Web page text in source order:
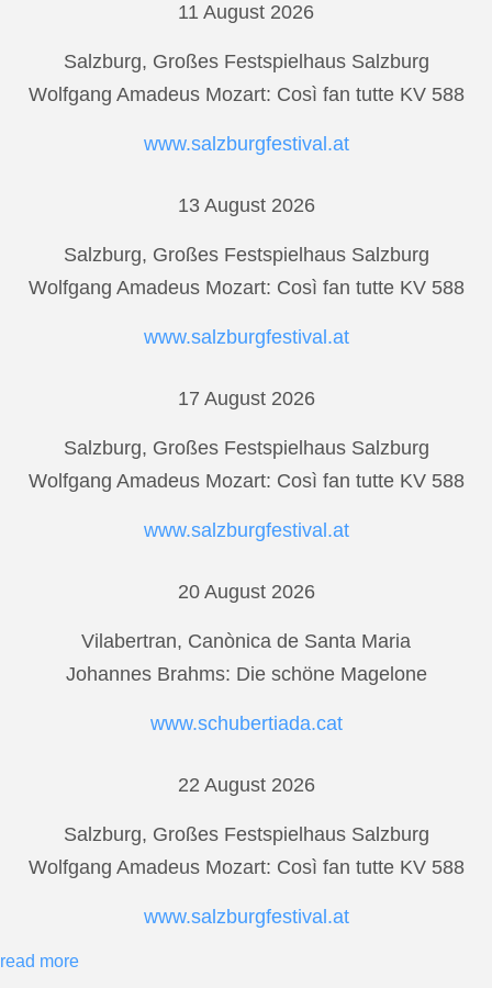
11 August 2026
Salzburg, Großes Festspielhaus Salzburg
Wolfgang Amadeus Mozart: Così fan tutte KV 588
www.salzburgfestival.at
13 August 2026
Salzburg, Großes Festspielhaus Salzburg
Wolfgang Amadeus Mozart: Così fan tutte KV 588
www.salzburgfestival.at
17 August 2026
Salzburg, Großes Festspielhaus Salzburg
Wolfgang Amadeus Mozart: Così fan tutte KV 588
www.salzburgfestival.at
20 August 2026
Vilabertran, Canònica de Santa Maria
Johannes Brahms: Die schöne Magelone
www.schubertiada.cat
22 August 2026
Salzburg, Großes Festspielhaus Salzburg
Wolfgang Amadeus Mozart: Così fan tutte KV 588
www.salzburgfestival.at
read more